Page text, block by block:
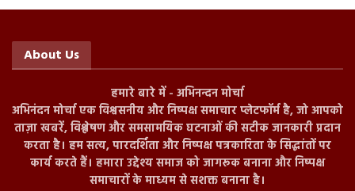
About Us
हमारे बारे में - अभिनन्दन मोर्चा
अभिनंदन मोर्चा एक विश्वसनीय और निष्पक्ष समाचार प्लेटफॉर्म है, जो आपको
ताज़ा खबरें, विश्लेषण और समसामयिक घटनाओं की सटीक जानकारी प्रदान
करता है। हम सत्य, पारदर्शिता और निष्पक्ष पत्रकारिता के सिद्धांतों पर
कार्य करते हैं। हमारा उद्देश्य समाज को जागरूक बनाना और निष्पक्ष
समाचारों के माध्यम से सशक्त बनाना है।